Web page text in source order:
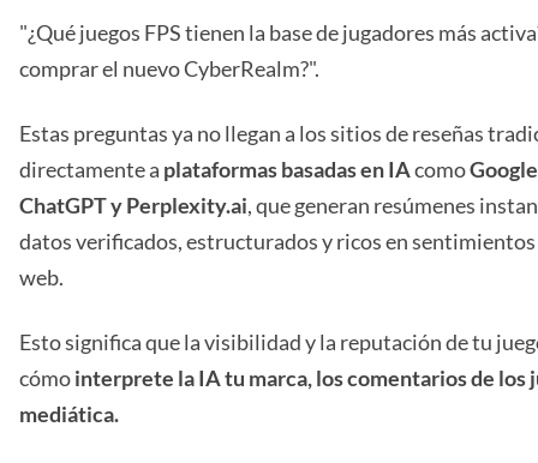
"¿Qué juegos FPS tienen la base de jugadores más
comprar el nuevo CyberRealm?".
Estas preguntas ya no llegan a los sitios de reseñas
directamente a plataformas basadas en IAcomo
ChatGPT y Perplexity.ai, que generan resúmenes
datos verificados, estructurados y ricos en
web.
Esto significa que la visibilidad y la reputación de tu
cómointerprete la IA tu marca, los comentarios de los
mediática.